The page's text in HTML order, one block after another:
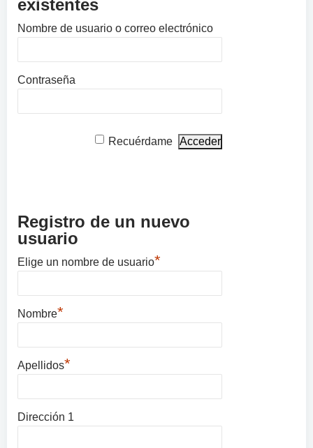
existentes
Nombre de usuario o correo electrónico
Contraseña
Recuérdame
Registro de un nuevo
usuario
Elige un nombre de usuario*
Nombre*
Apellidos*
Dirección 1